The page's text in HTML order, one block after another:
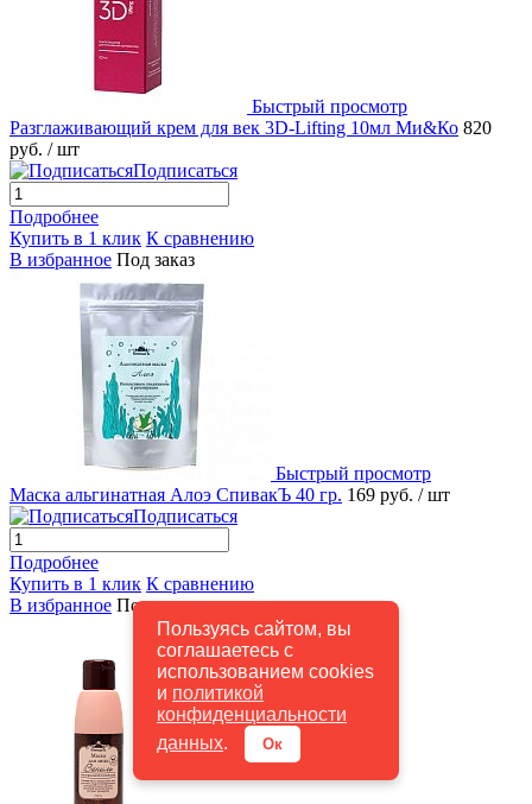
Пользуясь сайтом, вы
соглашаетесь с
использованием cookies
и политикой
конфиденциальности
данных. Ок
Быстрый просмотр
Разглаживающий крем для век 3D-Lifting 10мл Ми&Ко 820
руб. / шт
Подписаться
Подробнее
Купить в 1 клик К сравнению
В избранное Под заказ
Быстрый просмотр
Маска альгинатная Алоэ СпивакЪ 40 гр. 169 руб. / шт
Подписаться
Подробнее
Купить в 1 клик К сравнению
В избранное Под заказ